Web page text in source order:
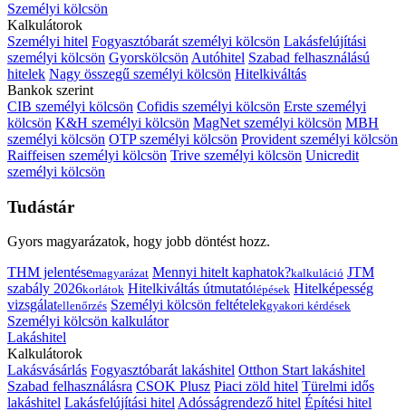
Személyi kölcsön
Kalkulátorok
Személyi hitel Fogyasztóbarát személyi kölcsön Lakásfelújítási
személyi kölcsön Gyorskölcsön Autóhitel Szabad felhasználású
hitelek Nagy összegű személyi kölcsön Hitelkiváltás
Bankok szerint
CIB személyi kölcsön Cofidis személyi kölcsön Erste személyi
kölcsön K&H személyi kölcsön MagNet személyi kölcsön MBH
személyi kölcsön OTP személyi kölcsön Provident személyi kölcsön
Raiffeisen személyi kölcsön Trive személyi kölcsön Unicredit
személyi kölcsön
Tudástár
Gyors magyarázatok, hogy jobb döntést hozz.
THM jelentésemagyarázat Mennyi hitelt kaphatok?kalkuláció JTM
szabály 2026korlátok Hitelkiváltás útmutatólépések Hitelképesség
vizsgálatellenőrzés Személyi kölcsön feltételekgyakori kérdések
Személyi kölcsön kalkulátor
Lakáshitel
Kalkulátorok
Lakásvásárlás Fogyasztóbarát lakáshitel Otthon Start lakáshitel
Szabad felhasználásra CSOK Plusz Piaci zöld hitel Türelmi idős
lakáshitel Lakásfelújítási hitelAdósságrendező hitel Építési hitel